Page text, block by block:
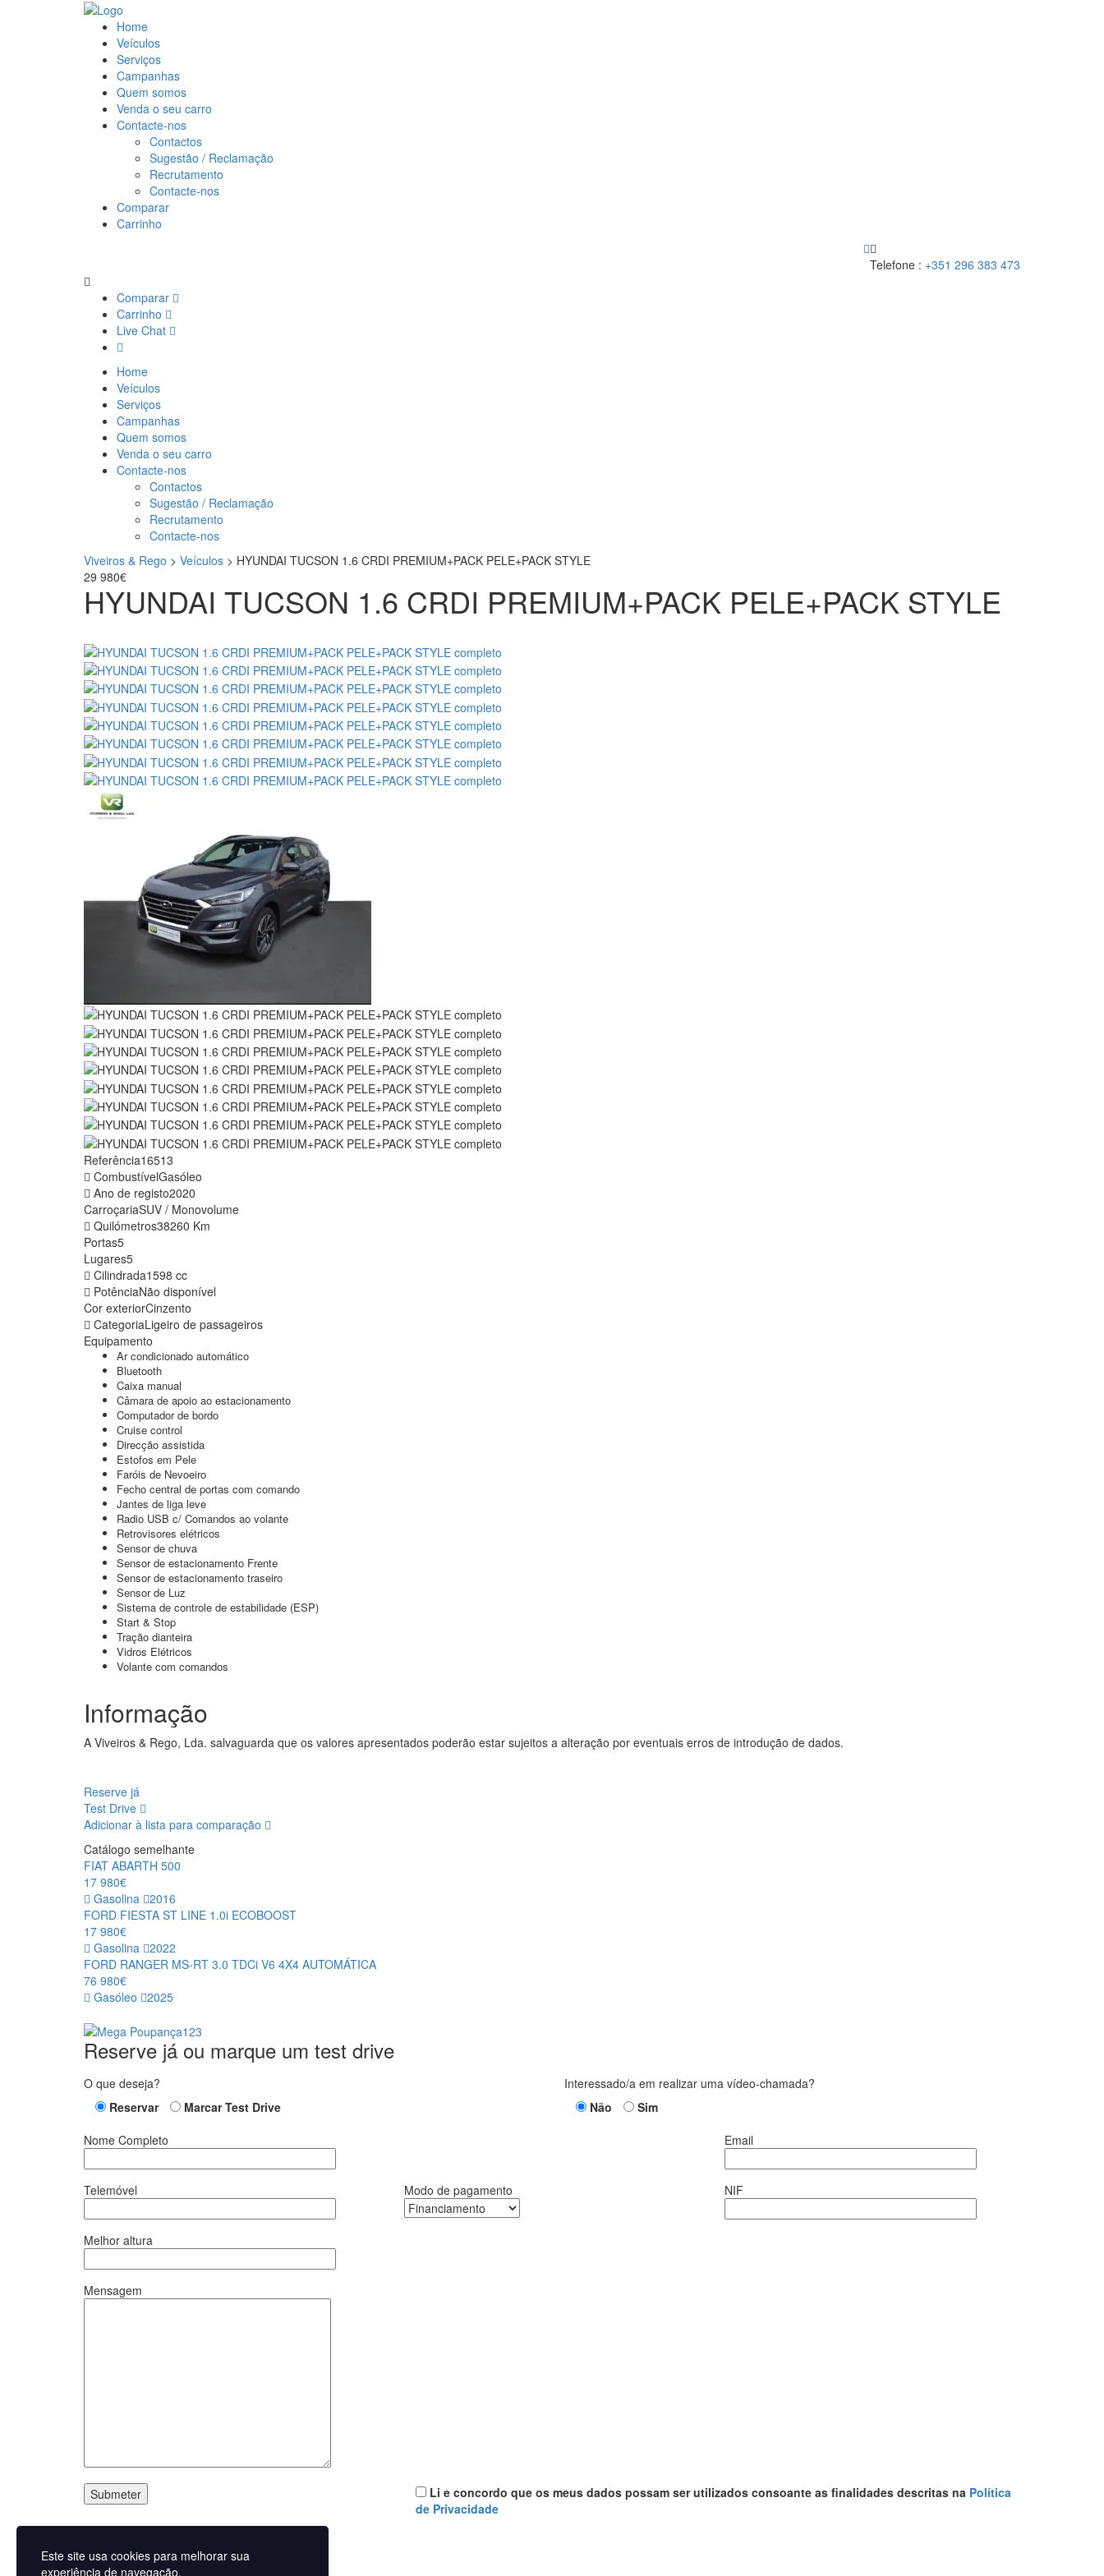
Home
Veículos
Serviços
Campanhas
Quem somos
Venda o seu carro
Contacte-nos
Contactos
Sugestão / Reclamação
Recrutamento
Contacte-nos
Comparar
Carrinho
Telefone : +351 296 383 473
Comparar
Carrinho
Live Chat
Home
Veículos
Serviços
Campanhas
Quem somos
Venda o seu carro
Contacte-nos
Contactos
Sugestão / Reclamação
Recrutamento
Contacte-nos
Viveiros & Rego > Veículos > HYUNDAI TUCSON 1.6 CRDI PREMIUM+PACK PELE+PACK STYLE
29 980€
HYUNDAI TUCSON 1.6 CRDI PREMIUM+PACK PELE+PACK STYLE
Referência16513
CombustívelGasóleo
Ano de registo2020
CarroçariaSUV / Monovolume
Quilómetros38260 Km
Portas5
Lugares5
Cilindrada1598 cc
PotênciaNão disponível
Cor exteriorCinzento
CategoriaLigeiro de passageiros
Equipamento
Ar condicionado automático
Bluetooth
Caixa manual
Câmara de apoio ao estacionamento
Computador de bordo
Cruise control
Direcção assistida
Estofos em Pele
Faróis de Nevoeiro
Fecho central de portas com comando
Jantes de liga leve
Radio USB c/ Comandos ao volante
Retrovisores elétricos
Sensor de chuva
Sensor de estacionamento Frente
Sensor de estacionamento traseiro
Sensor de Luz
Sistema de controle de estabilidade (ESP)
Start & Stop
Tração dianteira
Vidros Elétricos
Volante com comandos
Informação
A Viveiros & Rego, Lda. salvaguarda que os valores apresentados poderão estar sujeitos a alteração por eventuais erros de introdução de dados.
Reserve já
Test Drive
Adicionar à lista para comparação
Catálogo semelhante
FIAT ABARTH 500
17 980€
Gasolina
2016
FORD FIESTA ST LINE 1.0i ECOBOOST
17 980€
Gasolina
2022
FORD RANGER MS-RT 3.0 TDCi V6 4X4 AUTOMÁTICA
76 980€
Gasóleo
2025
Reserve já ou marque um test drive
O que deseja?
Reservar
Marcar Test Drive
Interessado/a em realizar uma vídeo-chamada?
Não
Sim
Nome Completo
Email
Telemóvel Modo de pagamento NIF
Melhor altura
Mensagem
Li e concordo que os meus dados possam ser utilizados consoante as finalidades descritas na Política
de Privacidade
Este site usa cookies para melhorar sua
experiência de navegação.